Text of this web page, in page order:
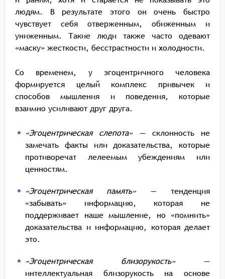
людям. В результате этого он очень быстро
чувствует себя отверженным, обиженным и
униженным. Такие люди также часто одевают
«маску» жесткости, бесстрастности и холодности.
Со временем, у эгоцентричного человека
формируется целый комплекс привычек и
способов мышления и поведения, которые
взаимно усиливают друг друга.
«Эгоцентрическая слепота»— склонность не
замечать факты или доказательства, которые
противоречат лелеемым убеждениям или
ценностям.
«Эгоцентрическая память»— тенденция
«забывать» информацию, которая не
поддерживает наше мышление, но «помнить»
доказательства и информацию, которая делает
это.
«Эгоцентрическая близорукость»—
интеллектуальная близорукость на основе